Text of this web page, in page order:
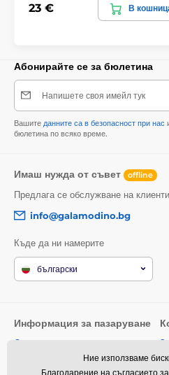
23 € В
Абонирайте се за бюлетина
Напишете своя имейл тук
Вашите данните са в безопасност при нас
бюлетина по всяко време.
Имаш нужда от съвет offline
Предлага се обслужване на клиенти
info@galamodino.bg
Къде да ни намерите
български
Информация за пазаруване
Общи условия
Ние използваме
Благодарение на съгласието